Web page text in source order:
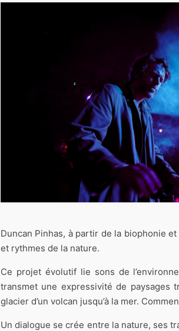
Duncan Pinhas, à partir de la biophonie
et rythmes de la nature.
Ce projet évolutif lie sons de
transmet une expressivité de paysages
glacier d’un volcan jusqu’à la mer.
Un dialogue se crée entre la nature, ses